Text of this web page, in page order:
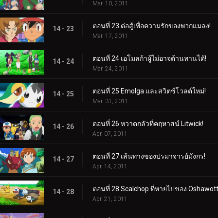
Mar. 10, 2011
14 - 23 ตอนที่ 23 ต่อสู้เพื่อความรักของพวกแมลง!
Mar. 17, 2011
14 - 24 ตอนที่ 24 เอโมลก้าผู้ไม่อาจต้านทานได้!
Mar. 24, 2011
14 - 25 ตอนที่ 25 Emolga และสวิตช์โวลต์ใหม่!
Mar. 31, 2011
14 - 26 ตอนที่ 26 หวาดกลัวที่คฤหาสน์ Litwick!
Apr. 07, 2011
14 - 27 ตอนที่ 27 เส้นทางของปรมาจารย์มังกร!
Apr. 14, 2011
14 - 28 ตอนที่ 28 Scalchop ที่หายไปของ
Apr. 21, 2011